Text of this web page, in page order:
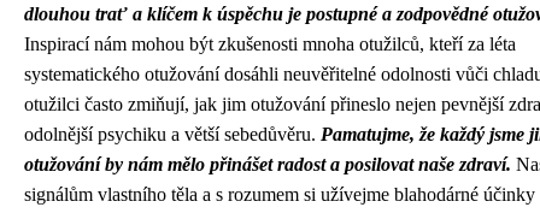
dlouhou trať a klíčem k úspěchu je postupné a zodpovědné
Inspirací nám mohou být zkušenosti mnoha otužilců, kteří za léta
systematického otužování dosáhli neuvěřitelné odolnosti vůči
otužilci často zmiňují, jak jim otužování přineslo nejen pevnější
odolnější psychiku a větší sebedůvěru. Pamatujme, že každý jsme
otužování by nám mělo přinášet radost a posilovat naše zdraví.
signálům vlastního těla a s rozumem si užívejme blahodárné